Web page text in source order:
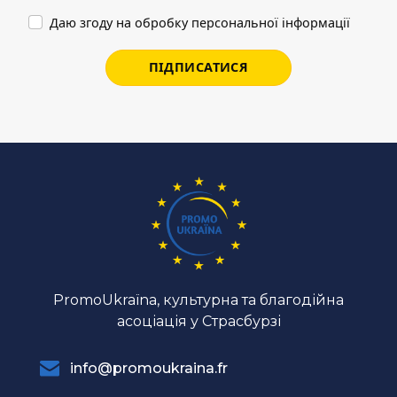
Даю згоду на обробку персональної інформації
ПІДПИСАТИСЯ
PromoUkraїna, культурна та благодійна
асоціація у Страсбурзі
info@promoukraina.fr